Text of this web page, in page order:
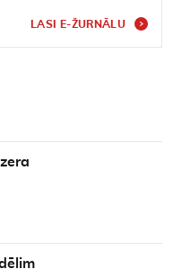
LASI E-ŽURNĀLU